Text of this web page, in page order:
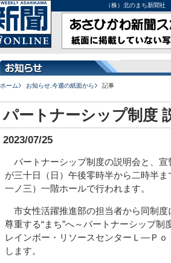
（株）北のまち新聞
ホーム お知らせ 今週の紙面から 記事
パートナーシップ制度
2023/07/25
パートナーシップ制度の説明会と、宣
が三十日（日）午後零時半から二時半
一ノ三）一階ホールで行われます。
市女性活躍推進部の担当者から同制度
尊重する“まち”へ～パートナーシップ
レインボー・リソースセンターＬ―Ｐ
します。